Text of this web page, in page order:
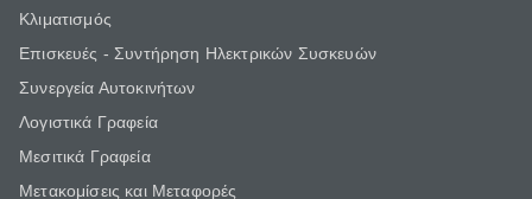
Κλιματισμός
Επισκευές - Συντήρηση Ηλεκτρικών Συσκευών
Συνεργεία Αυτοκινήτων
Λογιστικά Γραφεία
Μεσιτικά Γραφεία
Μετακομίσεις και Μεταφορές